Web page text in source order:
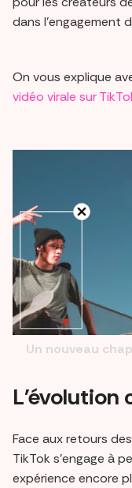
dans l'engagement
On vous explique
vidéo virale sur
Un nouveau
L'évolution
Face aux retours
TikTok s'engage à
expérience encore